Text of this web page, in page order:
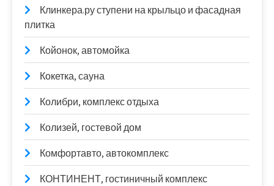
Клинкера.ру ступени на крыльцо и фасадная
плитка
Койонок, автомойка
Кокетка, сауна
Колибри, комплекс отдыха
Колизей, гостевой дом
Комфортавто, автокомплекс
КОНТИНЕНТ, гостиничный комплекс